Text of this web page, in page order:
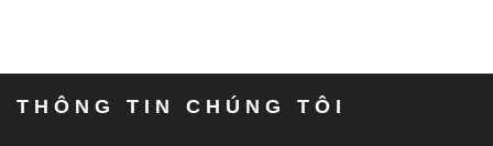
THÔNG TIN CHÚNG TÔI